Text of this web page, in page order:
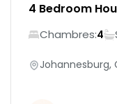
4 Bedroom
Chambres:4
Johannesburg,